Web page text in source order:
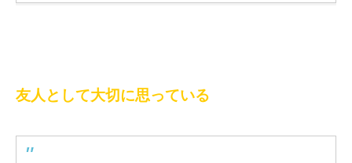
友人として大切に思っている